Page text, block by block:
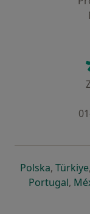
Polskase
, Türkiye,
Portugalse
,